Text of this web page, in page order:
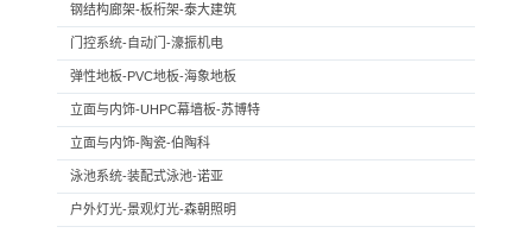
钢结构廊架-板桁架-泰大建筑
门控系统-自动门-濠振机电
弹性地板-PVC地板-海象地板
立面与内饰-UHPC幕墙板-苏博特
立面与内饰-陶瓷-伯陶科
泳池系统-装配式泳池-诺亚
户外灯光-景观灯光-森朝照明